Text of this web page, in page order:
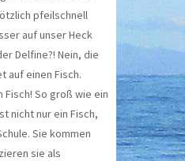
pfeilschnell
auf unser Heck
Delfine?! Nein, die
auf einen Fisch.
Fisch! So groß wie ein
nicht nur ein Fisch,
Sie kommen
sie als